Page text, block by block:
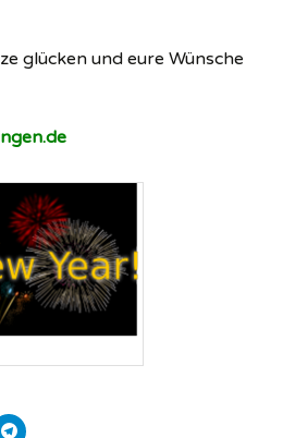
glücken und eure Wünsche